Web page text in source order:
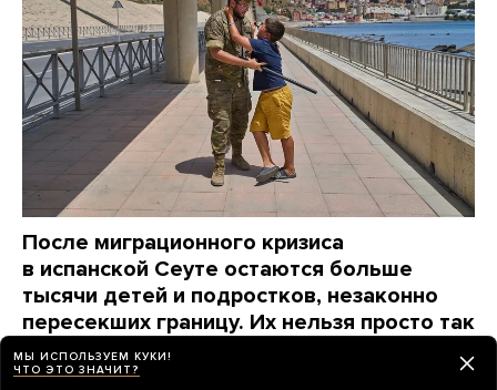
После миграционного кризиса
в испанской Сеуте остаются больше
тысячи детей и подростков, незаконно
пересекших границу. Их нельзя просто так
отправить назад
МЫ ИСПОЛЬЗУЕМ КУКИ!
ЧТО ЭТО ЗНАЧИТ?